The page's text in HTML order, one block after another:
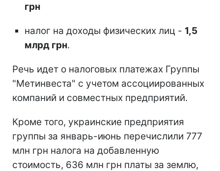
грн
налог на доходы физических лиц - 1,5
млрд грн.
Речь идет о налоговых платежах Группы
"Метинвеста" с учетом ассоциированных
компаний и совместных предприятий.
Кроме того, украинские предприятия
группы за январь-июнь перечислили 777
млн грн налога на добавленную
стоимость, 636 млн грн платы за землю,